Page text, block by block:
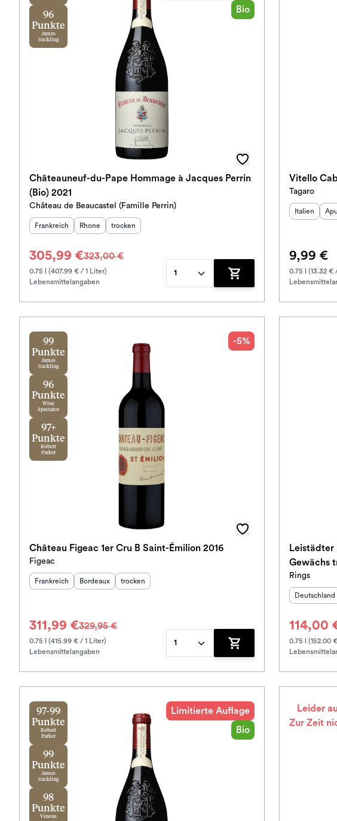
96
Punkte
James
Suckling
Bio
Châteauneuf-du-Pape Hommage à Jacques Perrin
(Bio) 2021
Château de Beaucastel (Famille Perrin)
Herkunftsland :
Frankreich Herkunftsregion:
Rhone Geschmack
trocken
305,99 €323,00 €
0.75 l (407.99 € / 1 Liter)
Lebensmittelangaben
1
Zum Warenkorb
Vitello
Tagaro
Italien
9,99 €
0.75 l (13.32 €
99
Punkte
James
Suckling
96
Punkte
Wine
Spectator
97+
Punkte
Robert
Parker
-5%
Château Figeac 1er Cru B Saint-Émilion 2016
Figeac
Herkunftsland :
Frankreich Herkunftsregion:
Bordeaux Geschmack
trocken
311,99 €329,95 €
0.75 l (415.99 € / 1 Liter)
Lebensmittelangaben
1
Zum Warenkorb
Leistädter
Gewächs
Rings
Herkunftsland
Deutschland
114,00
0.75 l (152.00
97-99
Punkte
Robert
Parker
99
Punkte
James
Suckling
98
Punkte
Vinous
Limitierte Auflage
Bio
Leider
Zur Zeit